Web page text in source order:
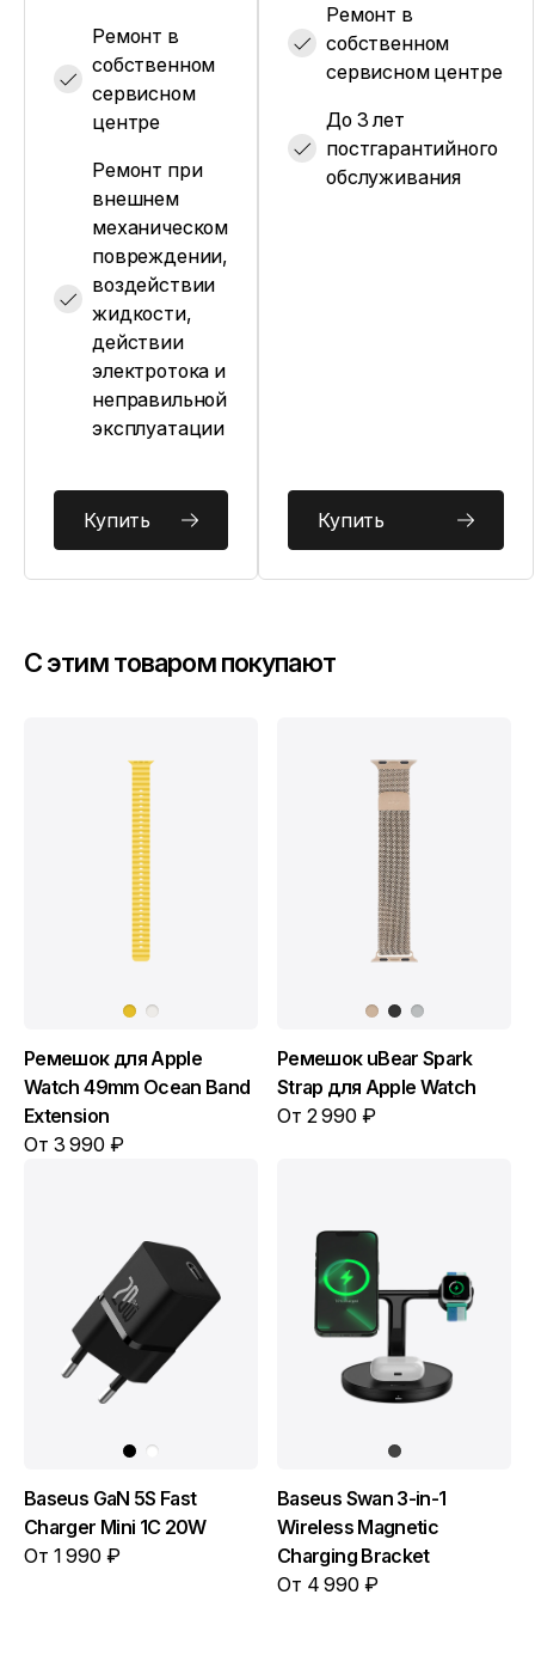
Ремонт в
собственном
сервисном
центре
Ремонт при
внешнем
механическом
повреждении,
воздействии
жидкости,
действии
электротока и
неправильной
эксплуатации
Купить
Ремонт в
собственном
сервисном центре
До 3 лет
постгарантийного
обслуживания
Купить
C этим товаром покупают
Ремешок для Apple
Watch 49mm Ocean Band
Extension
От 3 990 ₽
Ремешок uBear Spark
Strap для Apple Watch
От 2 990 ₽
Baseus GaN 5S Fast
Charger Mini 1C 20W
От 1 990 ₽
Baseus Swan 3-in-1
Wireless Magnetic
Charging Bracket
От 4 990 ₽